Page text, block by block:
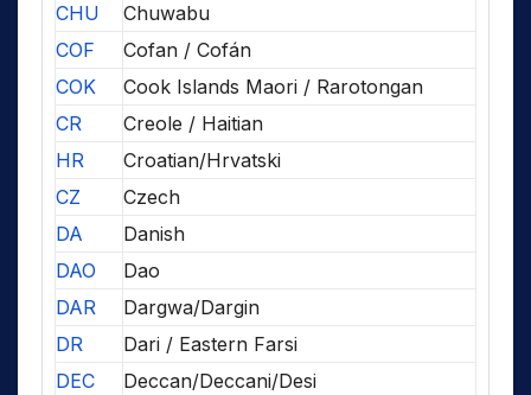
CHU
Chuwabu
COF
Cofan / Cofán
COK
Cook Islands Maori / Rarotongan
CR
Creole / Haitian
HR
Croatian/Hrvatski
CZ
Czech
DA
Danish
DAO
Dao
DAR
Dargwa/Dargin
DR
Dari / Eastern Farsi
DEC
Deccan/Deccani/Desi